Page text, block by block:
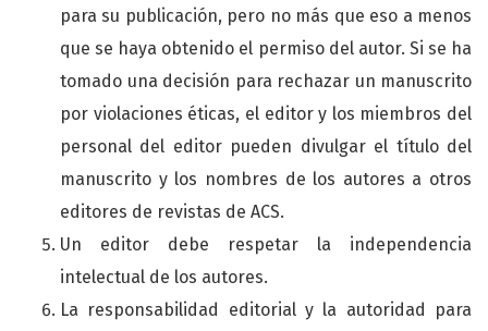
para su publicación, pero no más que eso a menos
que se haya obtenido el permiso del autor. Si se ha
tomado una decisión para rechazar un manuscrito
por violaciones éticas, el editor y los miembros del
personal del editor pueden divulgar el título del
manuscrito y los nombres de los autores a otros
editores de revistas de ACS.
Un editor debe respetar la independencia
intelectual de los autores.
La responsabilidad editorial y la autoridad para